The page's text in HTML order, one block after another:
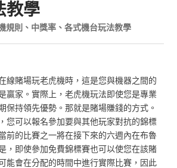
教學
規則、中獎率、各式機台玩法教學
線賭場玩老虎機時，這是您與機器之間的
贏家。實際上，老虎機玩法即使您是專業
保持領先優勢。那就是賭場賺錢的方式。
您可以報名參加要與其他玩家對抗的錦標
前的比賽之一將在接下來的六週內在布魯
，即使參加免費錦標賽也可以使您在該賭
能會在分配的時間中進行實際比賽，因此